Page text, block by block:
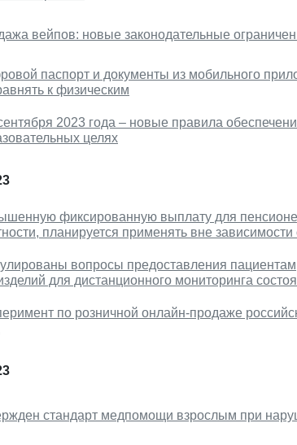
вейпов: новые законодательные
паспорт и документы из мобильного
к физическим
2023 года – новые правила
целях
фиксированную выплату для
планируется применять вне
вопросы предоставления
для дистанционного мониторинга
по розничной онлайн-продаже
стандарт медпомощи взрослым при